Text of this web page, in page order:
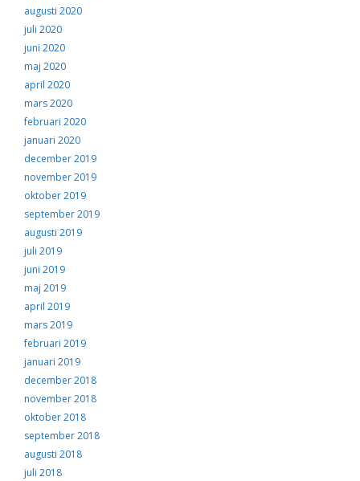
augusti 2020
juli 2020
juni 2020
maj 2020
april 2020
mars 2020
februari 2020
januari 2020
december 2019
november 2019
oktober 2019
september 2019
augusti 2019
juli 2019
juni 2019
maj 2019
april 2019
mars 2019
februari 2019
januari 2019
december 2018
november 2018
oktober 2018
september 2018
augusti 2018
juli 2018